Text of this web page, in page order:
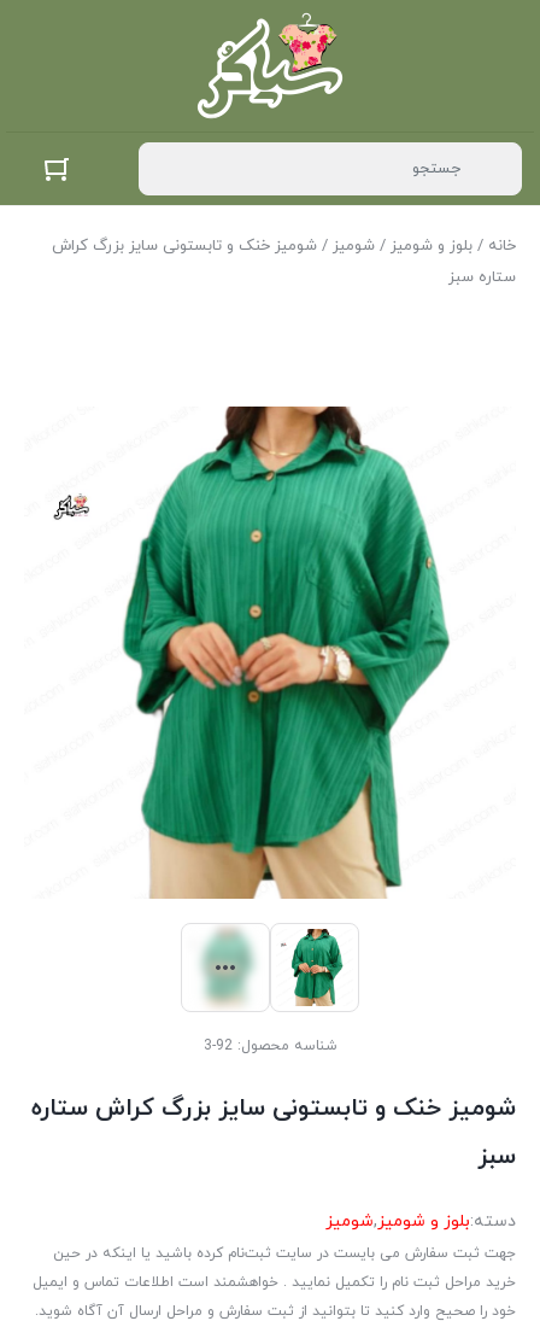
خانه / بلوز و شومیز / شومیز / شومیز خنک و تابستونی سایز بزرگ کراش
ستاره سبز
شناسه محصول:92-3
شومیز خنک و تابستونی سایز بزرگ کراش ستاره
سبز
دسته:بلوز و شومیز ,شومیز
جهت ثبت سفارش می بایست در سایت ثبت‌نام کرده باشید یا اینکه در حین
خرید مراحل ثبت نام را تکمیل نمایید . خواهشمند است اطلاعات تماس و ایمیل
خود را صحیح وارد کنید تا بتوانید از ثبت سفارش و مراحل ارسال آن آگاه شوید.